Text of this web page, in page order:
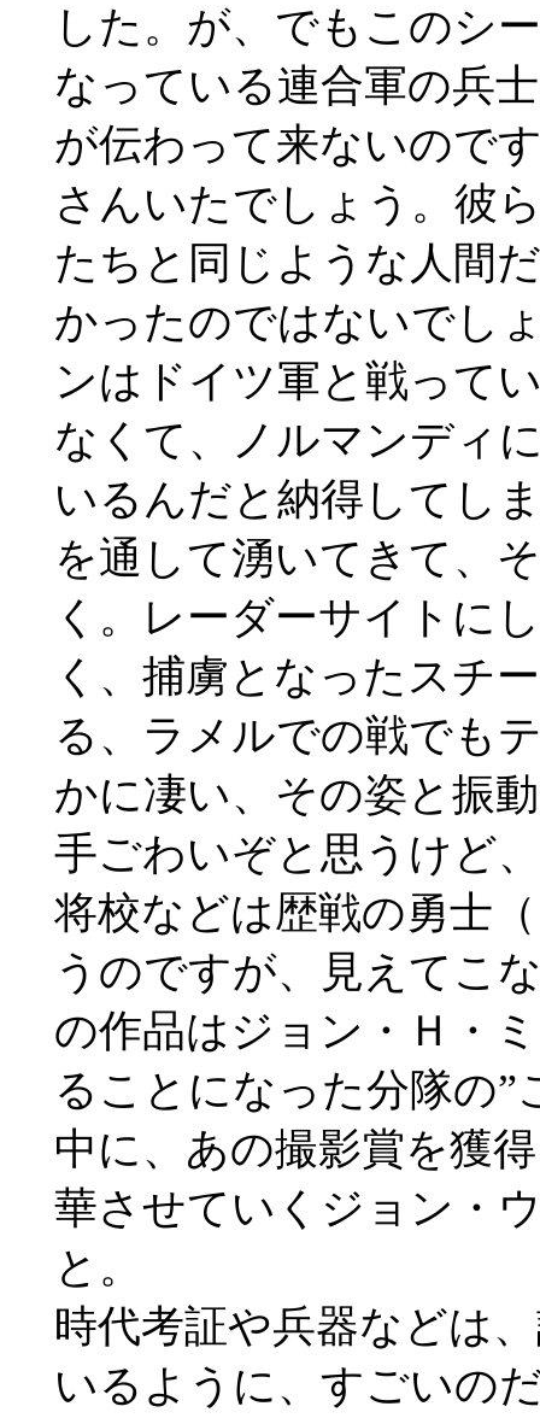
した。が、でもこのシ
なっている連合軍の兵
が伝わって来ないので
さんいたでしょう。彼
たちと同じような人間
かったのではないでし
ンはドイツ軍と戦って
なくて、ノルマンディ
いるんだと納得してし
を通して湧いてきて、
く。レーダーサイトに
く、捕虜となったスチ
る、ラメルでの戦でも
かに凄い、その姿と振
手ごわいぞと思うけど
将校などは歴戦の勇士
うのですが、見えてこ
の作品はジョン・Ｈ・
ることになった分隊の
中に、あの撮影賞を獲
華させていくジョン・
と。
時代考証や兵器などは
いるように、すごいの